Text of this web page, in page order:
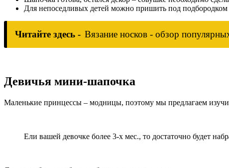
Для непоседливых детей можно пришить под
Читайте здесь - Вязание носков - обзор
Девичья мини-шапочка
Маленькие принцессы – модницы, поэтому мы предлагаем
Ели вашей девочке более 3-х мес., то достаточно будет